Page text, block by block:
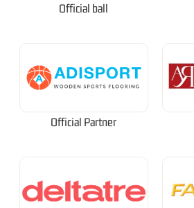
Official ball
Official Partner